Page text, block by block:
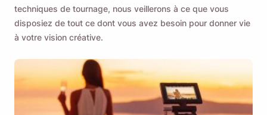
techniques de tournage, nous veillerons à ce que vous
disposiez de tout ce dont vous avez besoin pour donner vie
à votre vision créative.